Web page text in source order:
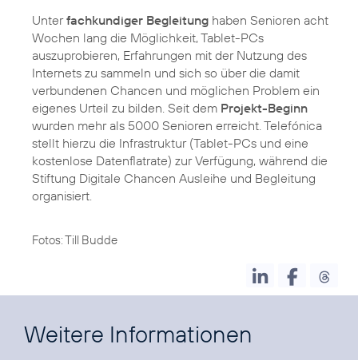
Unterfachkundiger Begleitung haben Senioren acht
Wochen lang die Möglichkeit, Tablet-PCs
auszuprobieren, Erfahrungen mit der Nutzung des
Internets zu sammeln und sich so über die damit
verbundenen Chancen und möglichen Problem ein
eigenes Urteil zu bilden. Seit dem Projekt-Beginn
wurden mehr als 5000 Senioren erreicht. Telefónica
stellt hierzu die Infrastruktur (Tablet-PCs und eine
kostenlose Datenflatrate) zur Verfügung, während die
Stiftung Digitale Chancen Ausleihe und Begleitung
organisiert.
Fotos: Till Budde
Weitere Informationen